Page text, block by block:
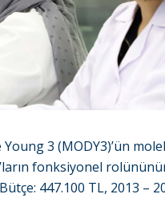
3 (MODY3)’ün
fonksiyonel
447.100 TL, 2013 –